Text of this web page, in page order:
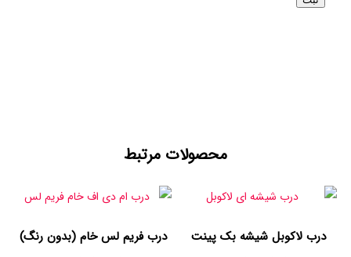
محصولات مرتبط
درب لاکوبل شیشه بک پینت درب فریم لس خام (بدون رنگ)